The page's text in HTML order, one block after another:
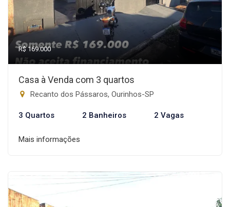
R$ 169.000
Casa à Venda com 3 quartos
Recanto dos Pássaros, Ourinhos-SP
3 Quartos 2 Banheiros 2 Vagas
Mais informações